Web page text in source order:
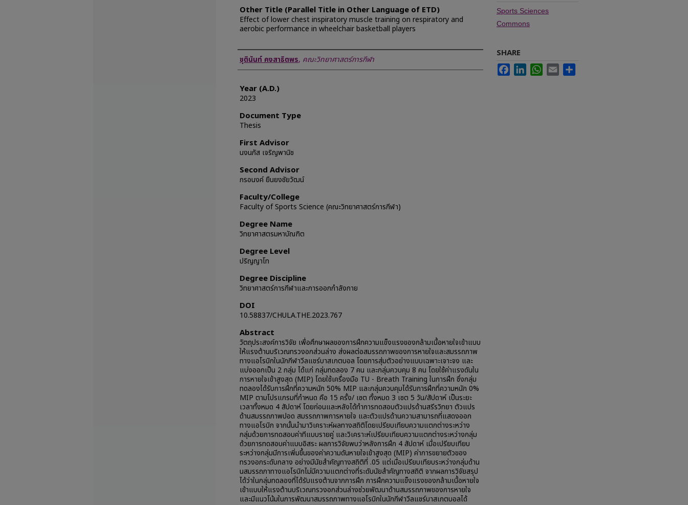
Other Title (Parallel Title in Other Language of ETD)
Effect of lower chest inspiratory muscle training on respiratory and
aerobic performance in wheelchair basketball players
Author
ชุตินันท์ คงสาธิตพร, คณะวิทยาศาสตร์การกีฬา
Year (A.D.)
2023
Document Type
Thesis
First Advisor
นงนภัส เจริญพานิช
Second Advisor
กรอนงค์ ยืนยงชัยวัฒน์
Faculty/College
Faculty of Sports Science (คณะวิทยาศาสตร์การกีฬา)
Degree Name
วิทยาศาสตรมหาบัณฑิต
Degree Level
ปริญญาโท
Degree Discipline
วิทยาศาสตร์การกีฬาและการออกกำลังกาย
DOI
10.58837/CHULA.THE.2023.767
Abstract
วัตถุประสงค์การวิจัย เพื่อศึกษาผลของการฝึกความแข็งแรงของกล้ามเนื้อหายใจเข้าแบบ
ให้แรงต้านบริเวณทรวงอกส่วนล่าง ส่งผลต่อสมรรถภาพของการหายใจและสมรรถภาพ
ทางแอโรบิกในนักกีฬาวีลแชร์บาสเกตบอล โดยการสุ่มตัวอย่างแบบเฉพาะเจาะจง และ
แบ่งออกเป็น 2 กลุ่ม ได้แก่ กลุ่มทดลอง 7 คน และกลุ่มควบคุม 8 คน โดยใช้ค่าแรงดันใน
การหายใจเข้าสูงสุด (MIP) โดยใช้เครื่องมือ TU - Breath Training ในการฝึก ซึ่งกลุ่ม
ทดลองได้รับการฝึกที่ความหนัก 50% MIP และกลุ่มควบคุมได้รับการฝึกที่ความหนัก 0%
MIP ตามโปรแกรมที่กำหนด คือ 15 ครั้ง/ เซต ทั้งหมด 3 เซต 5 วัน/สัปดาห์ เป็นระยะ
เวลาทั้งหมด 4 สัปดาห์ โดยก่อนและหลังได้ทำการทดสอบตัวแปรด้านสรีรวิทยา ตัวแปร
ด้านสมรรถภาพปอด สมรรถภาพการหายใจ และตัวแปรด้านความสามารถที่แสดงออก
ทางแอโรบิก จากนั้นนำมาวิเคราะห์ผลทางสถิติโดยเปรียบเทียบความแตกต่างระหว่าง
กลุ่มด้วยการทดสอบค่าทีแบบรายคู่ และวิเคราะห์เปรียบเทียบความแตกต่างระหว่างกลุ่ม
ด้วยการทดสอบค่าแบบอิสระ ผลการวิจัยพบว่าหลังการฝึก 4 สัปดาห์ เมื่อเปรียบเทียบ
ระหว่างกลุ่มมีการเพิ่มขึ้นของค่าความดันหายใจเข้าสูงสุด (MIP) ค่าการขยายตัวของ
ทรวงอกระดับกลาง อย่างมีนัยสำคัญทางสถิติที่ .05 แต่เมื่อเปรียบเทียบระหว่างกลุ่มด้าน
นสมรรถภาทางแอโรบิกไม่มีความแตกต่างที่ระดับนัยสำคัญทางสถิติ จากผลการวิจัยสรุป
ได้ว่าในกลุ่มทดลองที่ได้รับแรงต้านจากการฝึก การฝึกความแข็งแรงของกล้ามเนื้อหายใจ
เข้าแบบให้แรงต้านบริเวณทรวงอกส่วนล่างช่วยพัฒนาด้านสมรรถภาพของการหายใจ
และมีแนวโน้มในการพัฒนาสมรรถภาพทางแอโรบิกในนักกีฬาวีลแชร์บาสเกตบอลได้
Sports Sciences
Commons
SHARE
FacebookLinkedInWhatsApp
Email